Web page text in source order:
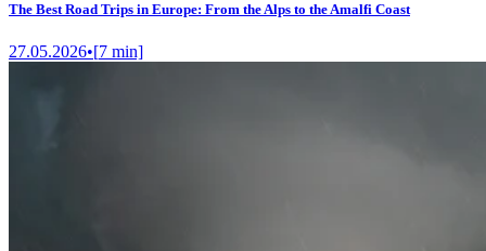
The Best Road Trips in Europe: From the Alps to the Amalfi Coast
27.05.2026•[7 min]